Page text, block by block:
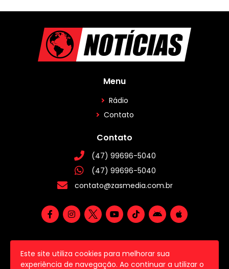
Este site utiliza cookies para melhorar sua
experiência de navegação. Ao continuar a utilizar o
Menu
Rádio
Contato
Contato
(47) 99696-5040
(47) 99696-5040
contato@zasmedia.com.br
2026 © Todos os direitos reservados.